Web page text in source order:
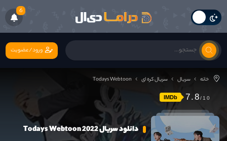
6
ورود/عضویت
خانه سریال سریال کره ای Todays Webtoon
IMDb 7.8
دانلود سریال Todays Webtoon 2022